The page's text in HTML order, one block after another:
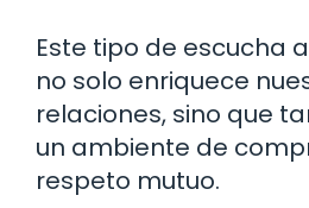
Este tipo de escucha
no solo enriquece
relaciones, sino que
un ambiente de
respeto mutuo.